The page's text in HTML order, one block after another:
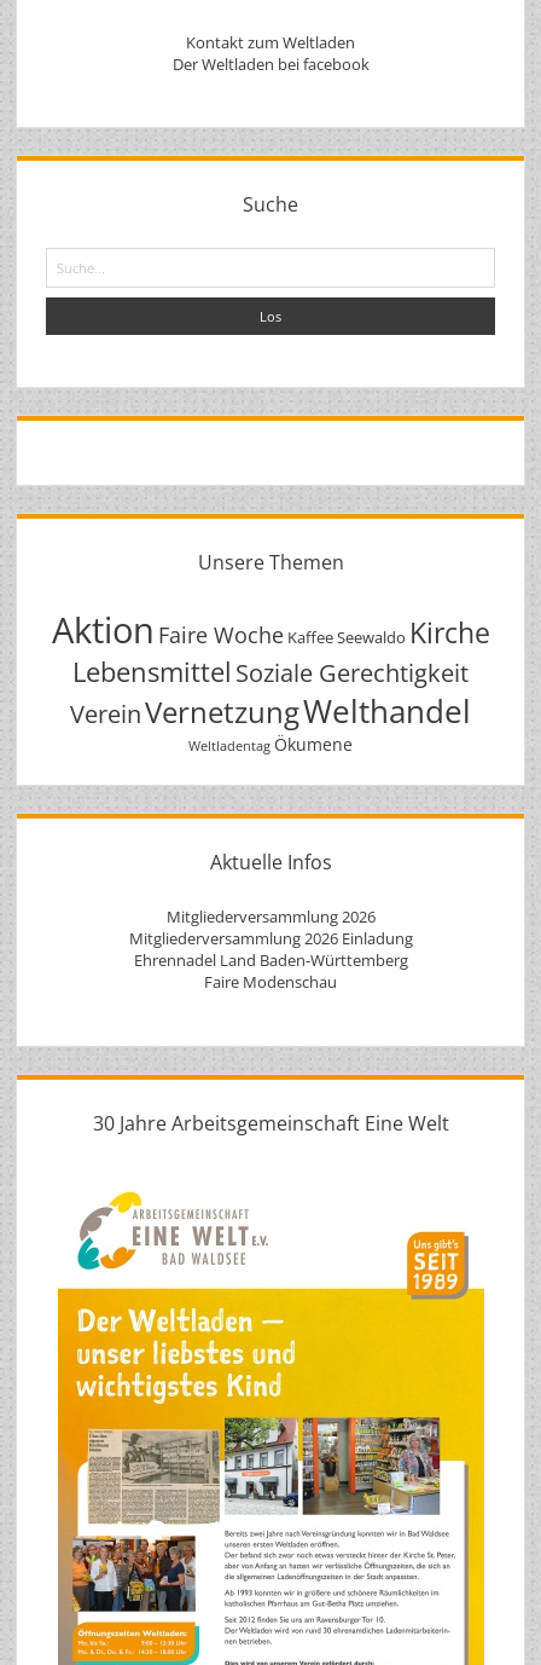
Kontakt zum Weltladen
Der Weltladen bei facebook
Suche
Unsere Themen
Aktion Faire Woche Kaffee Seewaldo Kirche
Lebensmittel Soziale Gerechtigkeit
VereinVernetzungWelthandel
Weltladentag Ökumene
Aktuelle Infos
Mitgliederversammlung 2026
Mitgliederversammlung 2026 Einladung
Ehrennadel Land Baden-Württemberg
Faire Modenschau
30 Jahre Arbeitsgemeinschaft Eine Welt